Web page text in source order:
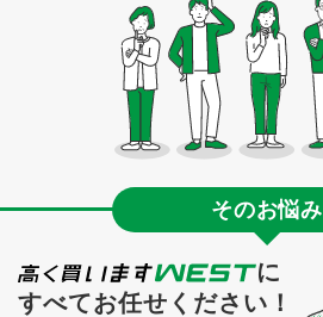
そのお悩み
に
すべてお任せください！